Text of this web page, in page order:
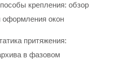
крепления: обзор
окон
притяжения:
в фазовом